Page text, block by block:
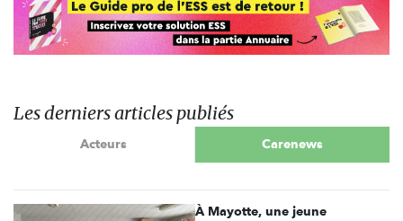
Les derniers articles publiés
Acteurs Carenews
À Mayotte, une jeune